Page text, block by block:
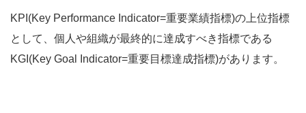
KPI(Key Performance Indicator=重要業績指標)の上位指標
として、個人や組織が最終的に達成すべき指標である
KGI(Key Goal Indicator=重要目標達成指標)があります。